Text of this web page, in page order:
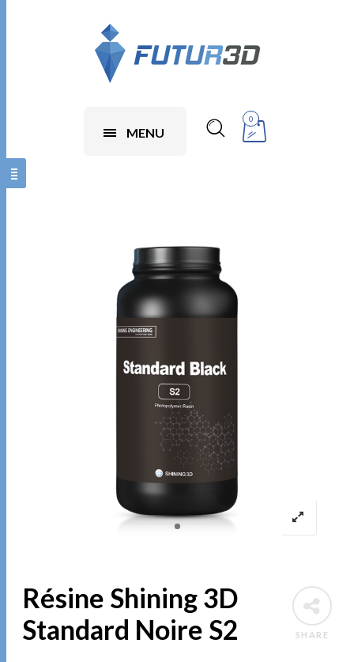
MENU
0
SHARE
Résine Shining 3D
Standard Noire S2